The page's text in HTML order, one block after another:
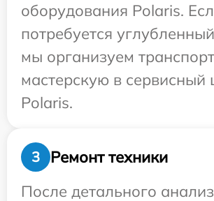
оборудования Polaris.
потребуется
мы организуем
мастерскую в сервисный
Polaris.
3
Ремонт техники
После детального